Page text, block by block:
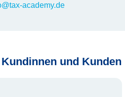
academy.de
und Kunden